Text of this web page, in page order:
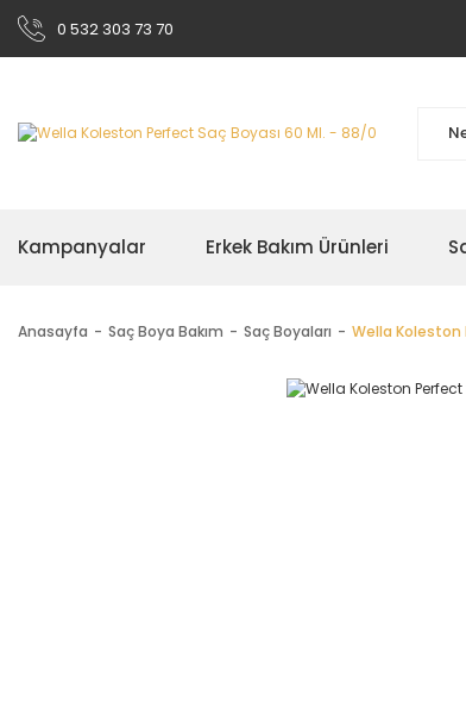
0 532 303 73 70
Kampanyalar Erkek Bakım Ürünleri
Anasayfa Saç Boya Bakım Saç Boyaları Wella Koleston